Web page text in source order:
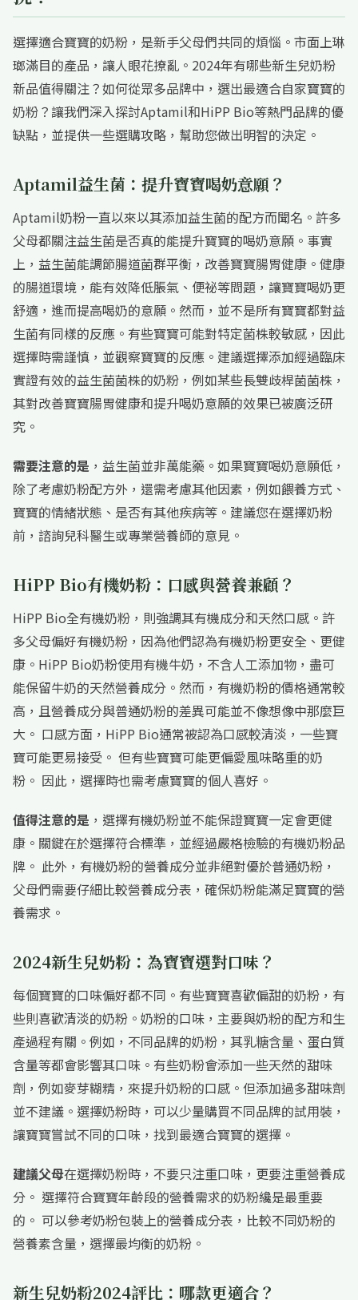
選擇適合寶寶的奶粉，是新手父母們共同的煩惱。市面上琳
瑯滿目的產品，讓人眼花撩亂。2024年有哪些新生兒奶粉
新品值得關注？如何從眾多品牌中，選出最適合自家寶寶的
奶粉？讓我們深入探討Aptamil和HiPP Bio等熱門品牌的優
缺點，並提供一些選購攻略，幫助您做出明智的決定。
Aptamil益生菌：提升寶寶喝奶意願？
Aptamil奶粉一直以來以其添加益生菌的配方而聞名。許多
父母都關注益生菌是否真的能提升寶寶的喝奶意願。事實
上，益生菌能調節腸道菌群平衡，改善寶寶腸胃健康。健康
的腸道環境，能有效降低脹氣、便祕等問題，讓寶寶喝奶更
舒適，進而提高喝奶的意願。然而，並不是所有寶寶都對益
生菌有同樣的反應。有些寶寶可能對特定菌株較敏感，因此
選擇時需謹慎，並觀察寶寶的反應。建議選擇添加經過臨床
實證有效的益生菌菌株的奶粉，例如某些長雙歧桿菌菌株，
其對改善寶寶腸胃健康和提升喝奶意願的效果已被廣泛研
究。
需要注意的是 ，益生菌並非萬能藥。如果寶寶喝奶意願低，
除了考慮奶粉配方外，還需考慮其他因素，例如餵養方式、
寶寶的情緒狀態、是否有其他疾病等。建議您在選擇奶粉
前，諮詢兒科醫生或專業營養師的意見。
HiPP Bio有機奶粉：口感與營養兼顧？
HiPP Bio全有機奶粉，則強調其有機成分和天然口感。許
多父母偏好有機奶粉，因為他們認為有機奶粉更安全、更健
康。HiPP Bio奶粉使用有機牛奶，不含人工添加物，盡可
能保留牛奶的天然營養成分。然而，有機奶粉的價格通常較
高，且營養成分與普通奶粉的差異可能並不像想像中那麼巨
大。 口感方面，HiPP Bio通常被認為口感較清淡，一些寶
寶可能更易接受。 但有些寶寶可能更偏愛風味略重的奶
粉。 因此，選擇時也需考慮寶寶的個人喜好。
值得注意的是 ，選擇有機奶粉並不能保證寶寶一定會更健
康。關鍵在於選擇符合標準，並經過嚴格檢驗的有機奶粉品
牌。 此外，有機奶粉的營養成分並非絕對優於普通奶粉，
父母們需要仔細比較營養成分表，確保奶粉能滿足寶寶的營
養需求。
2024新生兒奶粉：為寶寶選對口味？
每個寶寶的口味偏好都不同。有些寶寶喜歡偏甜的奶粉，有
些則喜歡清淡的奶粉。奶粉的口味，主要與奶粉的配方和生
產過程有關。例如，不同品牌的奶粉，其乳糖含量、蛋白質
含量等都會影響其口味。有些奶粉會添加一些天然的甜味
劑，例如麥芽糊精，來提升奶粉的口感。但添加過多甜味劑
並不建議。選擇奶粉時，可以少量購買不同品牌的試用裝，
讓寶寶嘗試不同的口味，找到最適合寶寶的選擇。
建議父母在選擇奶粉時，不要只注重口味，更要注重營養成
分。 選擇符合寶寶年齡段的營養需求的奶粉纔是最重要
的。 可以參考奶粉包裝上的營養成分表，比較不同奶粉的
營養素含量，選擇最均衡的奶粉。
新生兒奶粉2024評比：哪款更適合？